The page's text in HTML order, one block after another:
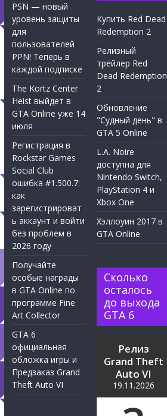
PSN — новый
уровень защиты
для
пользователей
PPN! Теперь в
каждой подписке
The Kortz Center
Heist выйдет в
GTA Online уже 14
июля
Регистрация в
Rockstar Games
Social Club
ошибка #1.500.7:
как
зарегистрироват
ь аккаунт и войти
без проблем в
2026 году
Получайте
особые награды
в GTA Online по
программе Fine
Art Collector
GTA 6
официальная
обложка игры и
Предзаказ Grand
Theft Auto VI
Купить Red Dead
Redemption 2
Релизный
трейлер Red
Dead Redemption
2
Обновление
"Судный день" в
GTA 5 Online
L.A. Noire
доступна для
Nintendo Switch,
PlayStation 4 и
Xbox One
Хэллоуин 2017 в
GTA Online
Сколько
осталось
до выхода
GTA 6
Релиз
Grand Theft
Auto VI
19.11.2026